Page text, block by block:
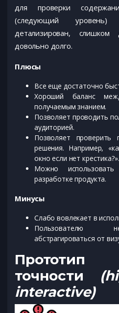
для проверки
(следующий уровень)
детализирован,
довольно долго.
Плюсы
Все еще достаточно
Хороший баланс
получаемым знанием.
Позволяет проводить
аудиторией.
Позволяет проверить
решения. Например,
окно если нет крестика?».
Можно
разработке продукта.
Минусы
Слабо вовлекает в
Пользователю
абстрагироваться от
Прототип
точности
interactive)